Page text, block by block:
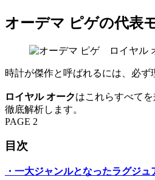
オーデマ ピゲの代表
時計が傑作と呼ばれるには、必
ロイヤル オークはこれらすべて
徹底解析します。
PAGE 2
目次
・一大ジャンルとなったラグジ